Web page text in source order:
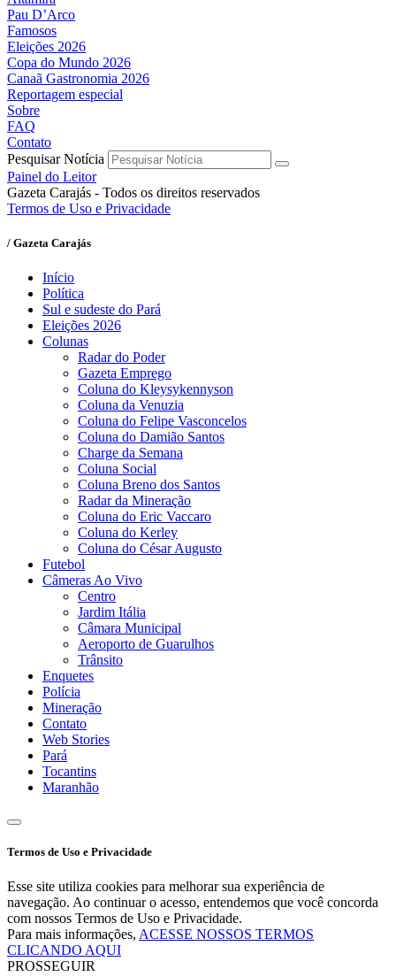
Pau D’Arco
Famosos
Eleições 2026
Copa do Mundo 2026
Canaã Gastronomia 2026
Reportagem especial
Sobre
FAQ
Contato
Pesquisar Notícia
Painel do Leitor
Gazeta Carajás - Todos os direitos reservados
Termos de Uso e Privacidade
/ Gazeta Carajás
Início
Política
Sul e sudeste do Pará
Eleições 2026
Colunas
Radar do Poder
Gazeta Emprego
Coluna do Kleysykennyson
Coluna da Venuzia
Coluna do Felipe Vasconcelos
Coluna do Damião Santos
Charge da Semana
Coluna Social
Coluna Breno dos Santos
Radar da Mineração
Coluna do Eric Vaccaro
Coluna do Kerley
Coluna do César Augusto
Futebol
Câmeras Ao Vivo
Centro
Jardim Itália
Câmara Municipal
Aeroporto de Guarulhos
Trânsito
Enquetes
Polícia
Mineração
Contato
Web Stories
Pará
Tocantins
Maranhão
Termos de Uso e Privacidade
Esse site utiliza cookies para melhorar sua experiência de
navegação. Ao continuar o acesso, entendemos que você concorda
com nossos Termos de Uso e Privacidade.
Para mais informações, ACESSE NOSSOS TERMOS
CLICANDO AQUI
PROSSEGUIR